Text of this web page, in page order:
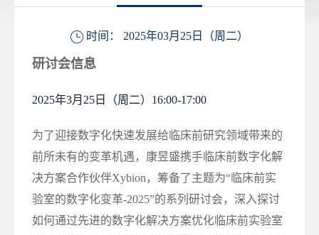
时间： 2025年03月25日（周二）
研讨会信息
2025年3月25日（周二）16:00-17:00
为了迎接数字化快速发展给临床前研究领域带来的
前所未有的变革机遇，康昱盛携手临床前数字化解
决方案合作伙伴Xybion，筹备了主题为“临床前实
验室的数字化变革-2025”的系列研讨会，深入探讨
如何通过先进的数字化解决方案优化临床前实验室